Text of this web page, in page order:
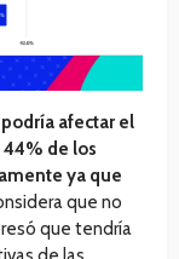
afectar el
de los
ya que
que no
que tendría